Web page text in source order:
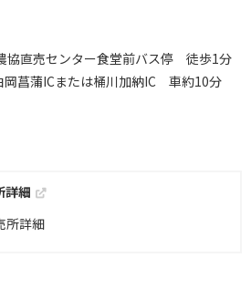
直売センター食堂前バス停 徒歩1分
岡菖蒲ICまたは桶川加納IC 車約10分
詳細